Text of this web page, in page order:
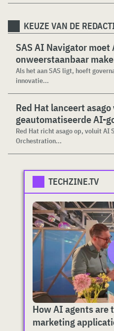
KEUZE VAN DE
SAS AI Navigator
onweerstaanbaar
Als het aan SAS ligt, hoeft
innovatie...
Red Hat lanceert asago
geautomatiseerde AI-
Red Hat richt asago op, voluit AI
Orchestration...
TECHZINE.TV
How AI agents are
marketing